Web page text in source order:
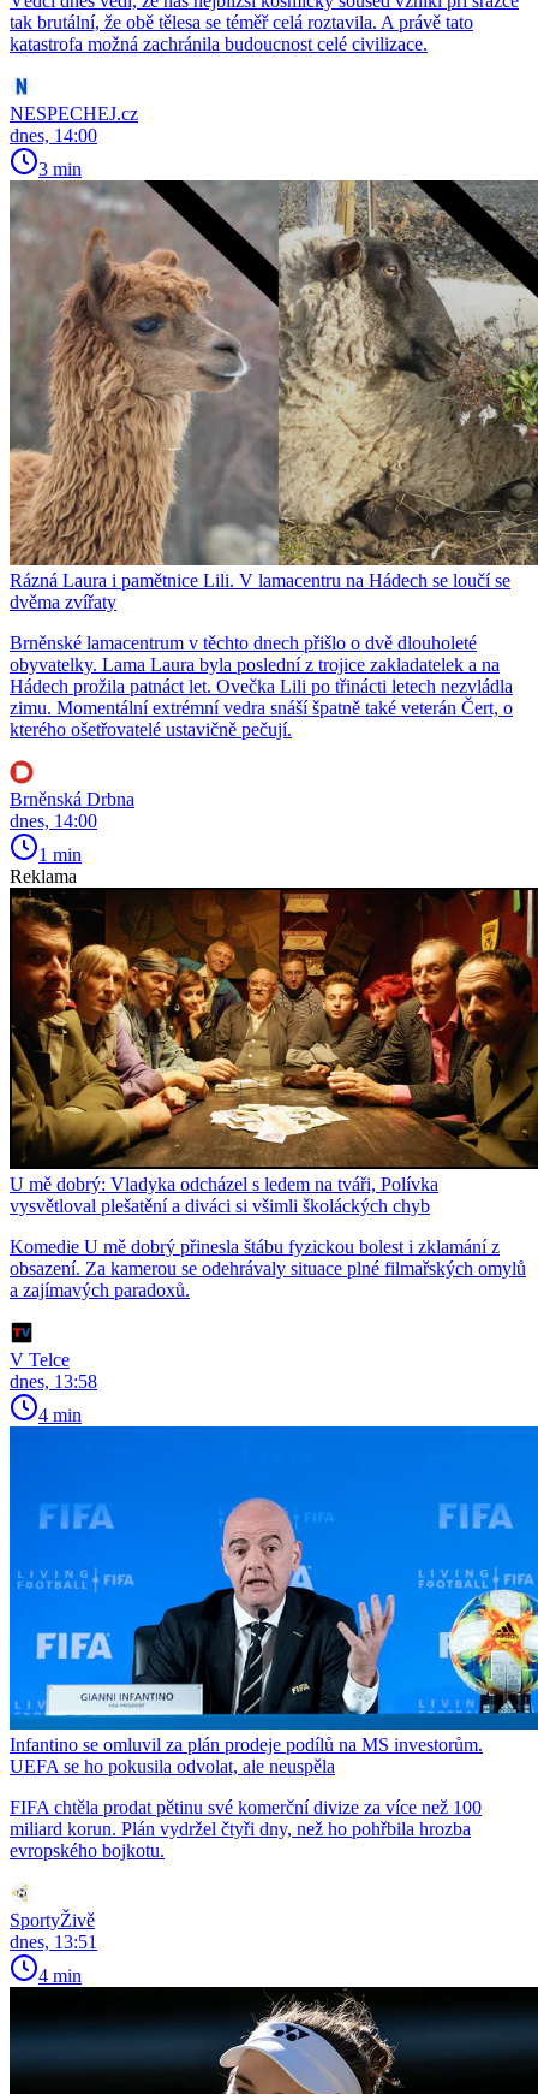
tak brutální, že obě tělesa se téměř celá roztavila. A právě tato
katastrofa možná zachránila budoucnost celé civilizace.
NESPECHEJ.cz
dnes, 14:00
3 min
Rázná Laura i pamětnice Lili. V lamacentru na Hádech se loučí se
dvěma zvířaty
Brněnské lamacentrum v těchto dnech přišlo o dvě dlouholeté
obyvatelky. Lama Laura byla poslední z trojice zakladatelek a na
Hádech prožila patnáct let. Ovečka Lili po třinácti letech nezvládla
zimu. Momentální extrémní vedra snáší špatně také veterán Čert, o
kterého ošetřovatelé ustavičně pečují.
Brněnská Drbna
dnes, 14:00
1 min
Reklama
U mě dobrý: Vladyka odcházel s ledem na tváři, Polívka
vysvětloval plešatění a diváci si všimli školáckých chyb
Komedie U mě dobrý přinesla štábu fyzickou bolest i zklamání z
obsazení. Za kamerou se odehrávaly situace plné filmařských omylů
a zajímavých paradoxů.
V Telce
dnes, 13:58
4 min
Infantino se omluvil za plán prodeje podílů na MS investorům.
UEFA se ho pokusila odvolat, ale neuspěla
FIFA chtěla prodat pětinu své komerční divize za více než 100
miliard korun. Plán vydržel čtyři dny, než ho pohřbila hrozba
evropského bojkotu.
SportyŽivě
dnes, 13:51
4 min